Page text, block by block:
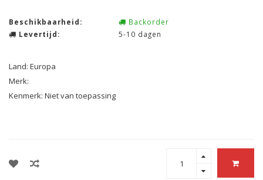
Beschikbaarheid:
Backorder
Levertijd:
5-10 dagen
Land: Europa
Merk:
Kenmerk: Niet van toepassing